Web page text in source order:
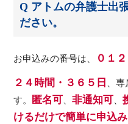
Q アトムの弁護士出
ださい。
お申込みの番号は、 ０１
２４時間・３６５日 、専
す。
匿名可、非通知可、
けるだけで簡単に申込み